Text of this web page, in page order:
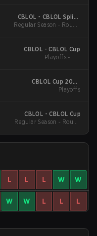
CBLOL - CBLOL Split 1
2026
Regular Season - Round
CBLOL - CBLOL Cup
Playoffs - UB
CBLOL Cup 2026
Playoffs
Playoffs
CBLOL - CBLOL Cup
Regular Season - Round
L L L W W
W W L L L